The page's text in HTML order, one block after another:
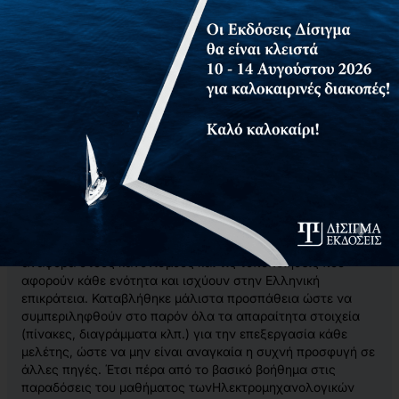
Αίτημα για δωρεάν αντίτυπο
Η ορθή κατασκευή μιας Ηλεκτρομηχανολογικής
Εγκατάστασης προϋποθέτει την άριστη μελέτη και
σχεδίασή της. Αυτή με την σειρά της απαιτεί άριστες
γνώσεις σε διατομεακά αντικείμενα όπως είναι θέματα
ενέργειας, κατασκευών αλλά και θέματα οικονομικά. Οι
εγκαταστάσεις αυτές πρέπει να χαρακτηρίζονται από
καλαισθησία, ασφάλεια και οικονομία.
Οι απαιτήσεις αυτές ικανοποιούνται όταν ο μελετητής
είναι γνώστης των σχετικών κανονισμών, των κανόνων της
τεχνικής και της πρακτικής εμπειρίας.
Στον σκοπό αυτό αποβλέπει το παρόν σύγγραμμα.
Στην παρουσίαση των θεμάτων γίνεται ιδιαίτερη
αναφορά στους κανονισμούς και τις τυποποιήσεις που
αφορούν κάθε ενότητα και ισχύουν στην Ελληνική
επικράτεια. Καταβλήθηκε μάλιστα προσπάθεια ώστε να
συμπεριληφθούν στο παρόν όλα τα απαραίτητα στοιχεία
(πίνακες, διαγράμματα κλπ.) για την επεξεργασία κάθε
μελέτης, ώστε να μην είναι αναγκαία η συχνή προσφυγή σε
άλλες πηγές. Έτσι πέρα από το βασικό βοήθημα στις
παραδόσεις του μαθήματος τωνΗλεκτρομηχανολογικών